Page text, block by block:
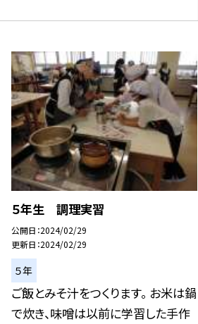
５年生 調理実習
公開日 2024/02/29
更新日 2024/02/29
５年
ご飯とみそ汁をつくります。 お米は鍋
で炊き、味噌は以前に学習した手作